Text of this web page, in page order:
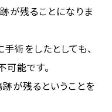
が残ることになりま
術をしたとしても、
能です。
が残るということを